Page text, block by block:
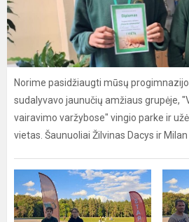
Norime pasidžiaugti mūsų
sudalyvavo jaunučių amžiaus grupėje,
vairavimo varžybose" vingio parke ir
vietas. Šaunuoliai Žilvinas Dacys ir Milan